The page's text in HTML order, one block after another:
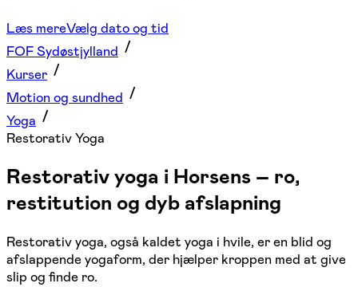
Læs mereVælg dato og tid
FOF Sydøstjylland
Kurser
Motion og sundhed
Yoga
Restorativ Yoga
Restorativ yoga i Horsens – ro,
restitution og dyb afslapning
Restorativ yoga, også kaldet yoga i hvile, er en blid og
afslappende yogaform, der hjælper kroppen med at give
slip og finde ro.